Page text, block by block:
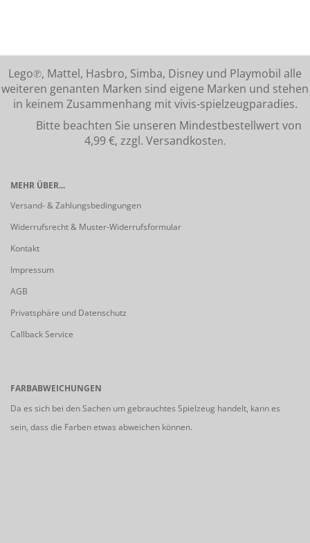
Lego℗, Mattel, Hasbro, Simba, Disney und Playmobil alle
weiteren genanten Marken sind eigene Marken und stehen
in keinem Zusammenhang mit vivis-spielzeugparadies.
Bitte beachten Sie unseren Mindestbestellwert von
4,99 €, zzgl. Versandkosten.
MEHR ÜBER...
Versand- & Zahlungsbedingungen
Widerrufsrecht & Muster-Widerrufsformular
Kontakt
Impressum
AGB
Privatsphäre und Datenschutz
Callback Service
FARBABWEICHUNGEN
Da es sich bei den Sachen um gebrauchtes Spielzeug handelt, kann es
sein, dass die Farben etwas abweichen können.